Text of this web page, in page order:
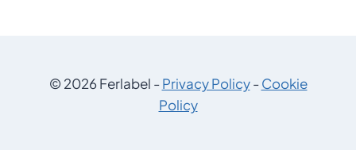
© 2026 Ferlabel -Privacy Policy-Cookie
Policy